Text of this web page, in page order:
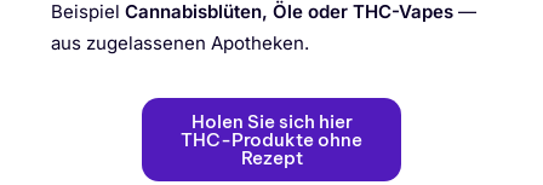
Beispiel Cannabisblüten, Öle oder THC-Vapes —
aus zugelassenen Apotheken.
Holen Sie sich hier
THC-Produkte ohne
Rezept